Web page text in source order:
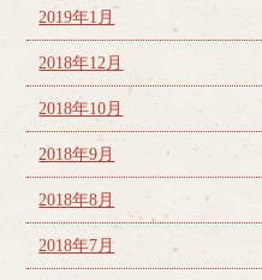
2019年1月
2018年12月
2018年10月
2018年9月
2018年8月
2018年7月